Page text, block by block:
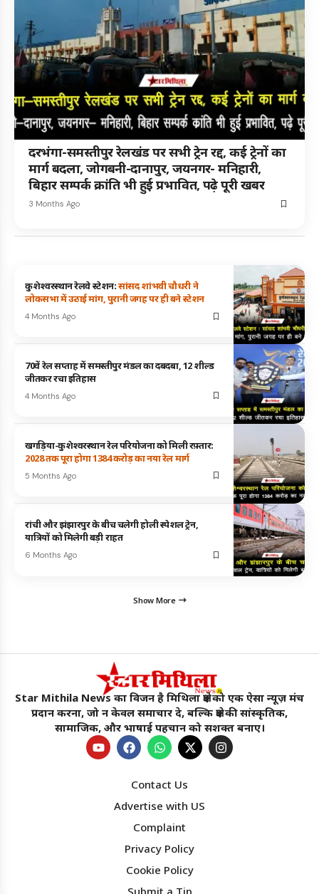
दरभंगा-समस्तीपुर रेलखंड पर सभी ट्रेन रद्द, कई ट्रेनों का
मार्ग बदला, जोगबनी-दानापुर, जयनगर- मनिहारी,
बिहार सम्पर्क क्रांति भी हुई प्रभावित, पढ़े पूरी खबर
3 Months Ago
कुशेश्वरस्थान रेलवे स्टेशन:सांसद शांभवी चौधरी ने
लोकसभा में उठाई मांग, पुरानी जगह पर ही बने स्टेशन
4 Months Ago
70वें रेल सप्ताह में समस्तीपुर मंडल का दबदबा, 12 शील्ड
जीतकर रचा इतिहास
4 Months Ago
खगड़िया-कुशेश्वरस्थान रेल परियोजना को मिली रफ़्तार:
2028 तक पूरा होगा 1384 करोड़ का नया रेल मार्ग
5 Months Ago
रांची और झंझारपुर के बीच चलेगी होली स्पेशल ट्रेन,
यात्रियों को मिलेगी बड़ी राहत
6 Months Ago
Show More
Star Mithila News का विजन है मिथिला क्षेत्र को एक ऐसा न्यूज़ मंच
प्रदान करना, जो न केवल समाचार दे, बल्कि क्षेत्र की सांस्कृतिक,
सामाजिक, और भाषाई पहचान को सशक्त बनाए।
Contact Us
Advertise with US
Complaint
Privacy Policy
Cookie Policy
Star Mithila News
मिथिला का सबसे विश्वसनीय नॉन टैबलॉयड चैनल !!